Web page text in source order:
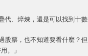
代、焠煉，還是可以找到十
股票，也不知道要看什麼？
。」